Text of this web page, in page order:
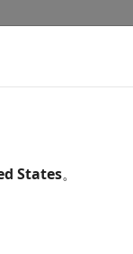
States。